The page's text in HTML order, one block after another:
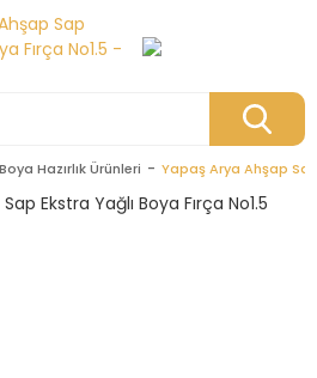
Boya Hazırlık Ürünleri Yapaş Arya Ahşap